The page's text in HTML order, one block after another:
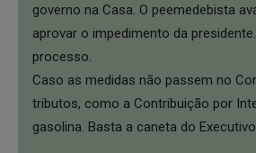
governo na Casa. O peemedebista
aprovar o impedimento da
processo.
Caso as medidas não passem no
tributos, como a Contribuição por
gasolina. Basta a caneta do